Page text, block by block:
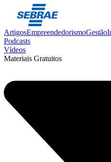
ArtigosEmpreendedorismoGestão
Podcasts
Vídeos
Materiais Gratuitos